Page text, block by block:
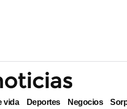
vida Deportes Negocios